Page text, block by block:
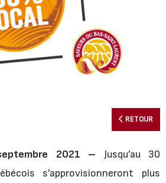
RETOUR
2021 – Jusqu’au 30
s’approvisionneront plus